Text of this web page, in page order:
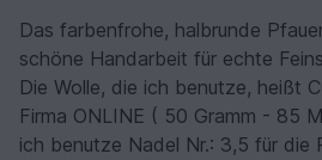
Das farbenfrohe, halbrunde
schöne Handarbeit für echte
Die Wolle, die ich benutze, heißt
Firma ONLINE ( 50 Gramm - 85
ich benutze Nadel Nr.: 3,5 für die